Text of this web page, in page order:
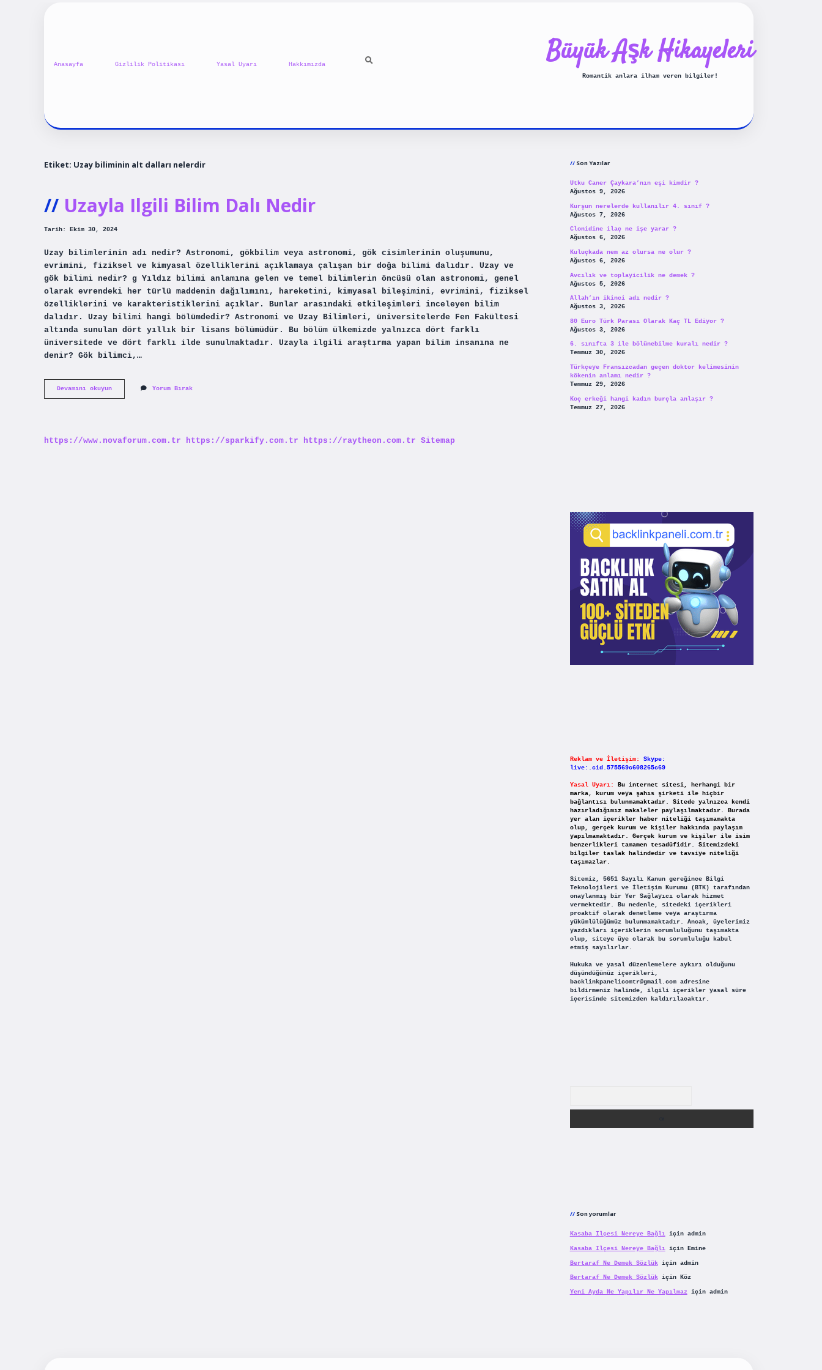
Anasayfa Gizlilik Politikası Yasal Uyarı Hakkımızda Büyük Aşk Hikayeleri
Romantik anlara ilham veren bilgiler!
Etiket: Uzay biliminin alt dalları nelerdir
Uzayla Ilgili Bilim Dalı Nedir
Tarih: Ekim 30, 2024
Uzay bilimlerinin adı nedir? Astronomi, gökbilim veya astronomi, gök cisimlerinin oluşumunu,
evrimini, fiziksel ve kimyasal özelliklerini açıklamaya çalışan bir doğa bilimi dalıdır. Uzay ve
gök bilimi nedir? g Yıldız bilimi anlamına gelen ve temel bilimlerin öncüsü olan astronomi, genel
olarak evrendeki her türlü maddenin dağılımını, hareketini, kimyasal bileşimini, evrimini, fiziksel
özelliklerini ve karakteristiklerini açıklar. Bunlar arasındaki etkileşimleri inceleyen bilim
dalıdır. Uzay bilimi hangi bölümdedir? Astronomi ve Uzay Bilimleri, üniversitelerde Fen Fakültesi
altında sunulan dört yıllık bir lisans bölümüdür. Bu bölüm ülkemizde yalnızca dört farklı
üniversitede ve dört farklı ilde sunulmaktadır. Uzayla ilgili araştırma yapan bilim insanına ne
denir? Gök bilimci,…
Devamını okuyunUzayla
Ilgili
Yorum Bırak
https://www.novaforum.com.tr https://sparkify.com.tr https://raytheon.com.tr Sitemap
Son Yazılar
Utku Caner Çaykara’nın eşi kimdir ?
Ağustos 9, 2026
Kurşun nerelerde kullanılır 4. sınıf ?
Ağustos 7, 2026
Clonidine ilaç ne işe yarar ?
Ağustos 6, 2026
Kuluçkada nem az olursa ne olur ?
Ağustos 6, 2026
Avcılık ve toplayicilik ne demek ?
Ağustos 5, 2026
Allah’ın ikinci adı nedir ?
Ağustos 3, 2026
80 Euro Türk Parası Olarak Kaç TL Ediyor ?
Ağustos 3, 2026
6. sınıfta 3 ile bölünebilme kuralı nedir ?
Temmuz 30, 2026
Türkçeye Fransızcadan geçen doktor kelimesinin
kökenin anlamı nedir ?
Temmuz 29, 2026
Koç erkeği hangi kadın burçla anlaşır ?
Temmuz 27, 2026
Reklam ve İletişim:
Skype:
live:.cid.575569c608265c69
Yasal Uyarı:
Bu internet sitesi, herhangi bir
marka, kurum veya şahıs şirketi ile hiçbir
bağlantısı bulunmamaktadır. Sitede yalnızca kendi
hazırladığımız makaleler paylaşılmaktadır. Burada
yer alan içerikler haber niteliği taşımamakta
olup, gerçek kurum ve kişiler hakkında paylaşım
yapılmamaktadır. Gerçek kurum ve kişiler ile isim
benzerlikleri tamamen tesadüfidir. Sitemizdeki
bilgiler taslak halindedir ve tavsiye niteliği
taşımazlar.
Sitemiz, 5651 Sayılı Kanun gereğince Bilgi
Teknolojileri ve İletişim Kurumu (BTK) tarafından
onaylanmış bir Yer Sağlayıcı olarak hizmet
vermektedir. Bu nedenle, sitedeki içerikleri
proaktif olarak denetleme veya araştırma
yükümlülüğümüz bulunmamaktadır. Ancak, üyelerimiz
yazdıkları içeriklerin sorumluluğunu taşımakta
olup, siteye üye olarak bu sorumluluğu kabul
etmiş sayılırlar.
Hukuka ve yasal düzenlemelere aykırı olduğunu
düşündüğünüz içerikleri,
backlinkpanelicomtr@gmail.comadresine
bildirmeniz halinde, ilgili içerikler yasal süre
içerisinde sitemizden kaldırılacaktır.
Son yorumlar
Kasaba Ilçesi Nereye Bağlıiçin admin
Kasaba Ilçesi Nereye Bağlıiçin Emine
Bertaraf Ne Demek Sözlükiçin admin
Bertaraf Ne Demek Sözlükiçin Köz
Yeni Ayda Ne Yapılır Ne Yapılmaziçin admin